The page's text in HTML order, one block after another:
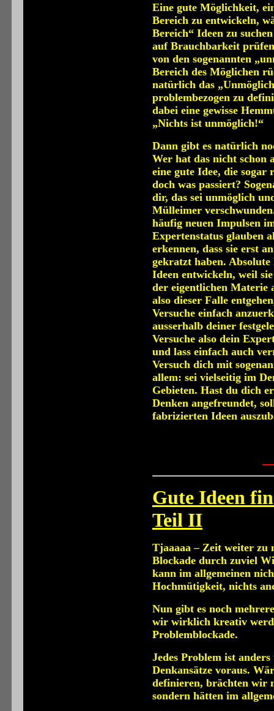
Eine gute Möglichkeit,
Bereich zu entwickeln,
Bereich“ Ideen zu
auf Brauchbarkeit
von den sogenannten
Bereich des Möglichen
natürlich das
problembezogen zu
dabei eine gewisse
„Nichts ist unmöglich!“
Dann gibt es natürlich
Wer hat das nicht schon
eine gute Idee, die
doch was passiert?
dir, das sei unmöglich
Mülleimer
häufig neuen Impulsen
Expertenstatus glauben
erkennen, dass sie erst
gekratzt haben.
Ideen entwickeln, weil
der eigentlichen Materie
also dieser Falle
Versuche einfach
ausserhalb deiner
Versuche also dein
und lass einfach auch
Versuch dich mit
allem: sei vielseitig im
Gebieten. Hast du dich
Denken angefreundet,
fabrizierten Ideen
Gute Ideen
Teil II
Tjaaaaa – Zeit weiter zu
Blockade durch zuviel
kann im allgemeinen
Hochmütigkeit, nichts
Nun gibt es noch
wir wirklich kreativ
Problemblockade.
Jedes Problem ist
Denkansätze voraus.
definieren, brächten wir
sondern hätten im